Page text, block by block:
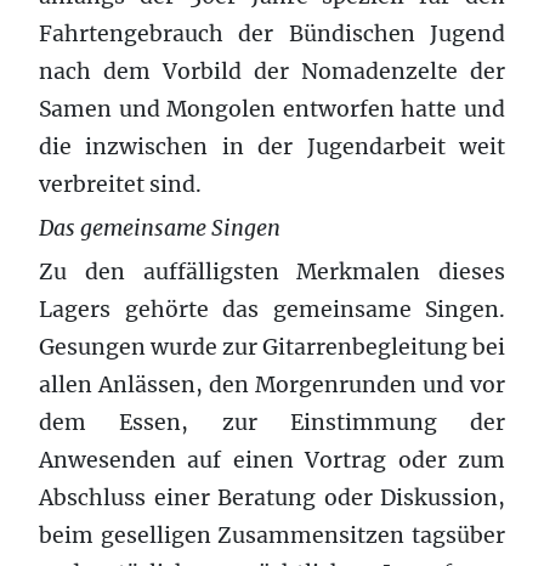
Fahrtengebrauch der Bündischen Jugend
nach dem Vorbild der Nomadenzelte der
Samen und Mongolen entworfen hatte und
die inzwischen in der Jugendarbeit weit
verbreitet sind.
Das gemeinsame Singen
Zu den auffälligsten Merkmalen dieses
Lagers gehörte das gemeinsame Singen.
Gesungen wurde zur Gitarrenbegleitung bei
allen Anlässen, den Morgenrunden und vor
dem Essen, zur Einstimmung der
Anwesenden auf einen Vortrag oder zum
Abschluss einer Beratung oder Diskussion,
beim geselligen Zusammensitzen tagsüber